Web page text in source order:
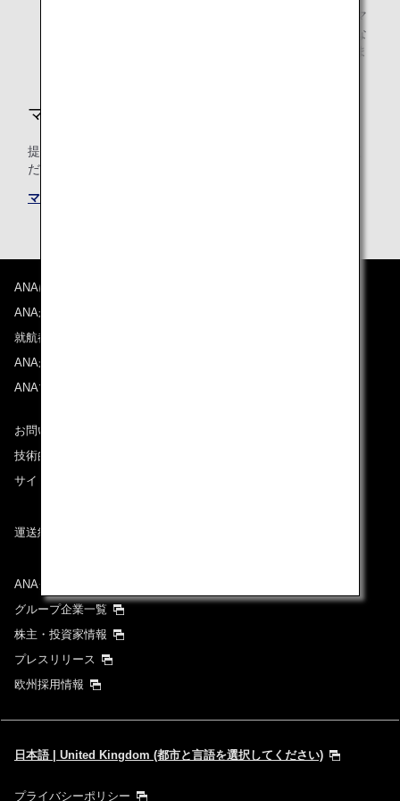
提携航空会社運航のコードシェア便をご利用の場合、マ
イル積算は、運航会社の予約クラスに基づく積算率にな
り、積算率が異なる場合や、積算されない場合がありま
マイルの積算条件
提携航空会社共通のマイル積算条件についても必ずご確認く
ださい。
マイル積算条件
ANAについて
ANAからのお知らせ
就航都市
ANAがお約束する体験
ANAマイレージクラブ
お問い合わせ
技術的なお問い合わせ（推奨環境）
サイトマップ
運送約款
ANAグループについて
グループ企業一覧
株主・投資家情報
プレスリリース
欧州採用情報
日本語 | United Kingdom (都市と言語を選択してください)
プライバシーポリシー